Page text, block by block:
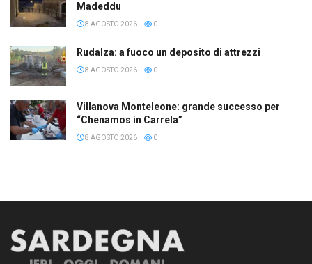
Madeddu
8 AGOSTO 2026 0
Rudalza: a fuoco un deposito di attrezzi
8 AGOSTO 2026 0
Villanova Monteleone: grande successo per
“Chenamos in Carrela”
8 AGOSTO 2026 0